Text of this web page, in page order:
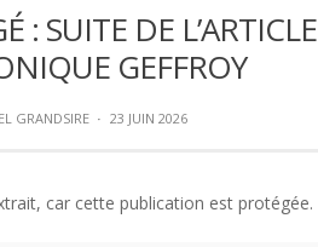
: SUITE DE L’ARTICLE
GEFFROY
GRANDSIRE · 23 JUIN 2026
car cette publication est protégée.